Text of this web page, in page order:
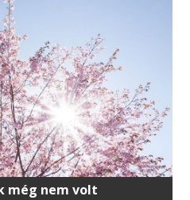
még nem volt